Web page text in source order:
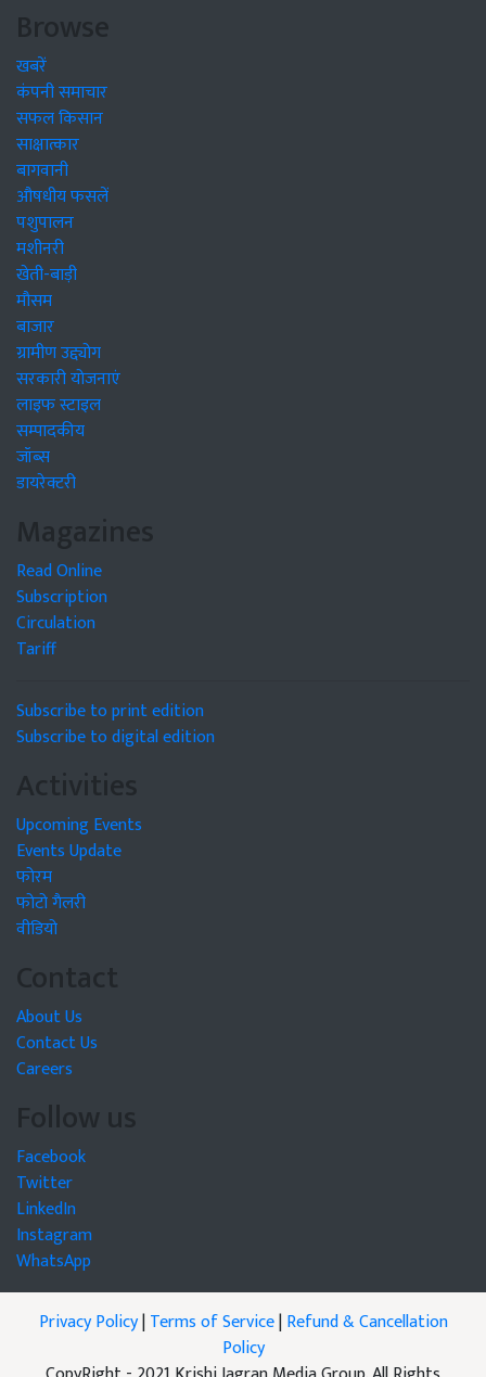
Browse
खबरें
कंपनी समाचार
सफल किसान
साक्षात्कार
बागवानी
औषधीय फसलें
पशुपालन
मशीनरी
खेती-बाड़ी
मौसम
बाजार
ग्रामीण उद्द्योग
सरकारी योजनाएं
लाइफ स्टाइल
सम्पादकीय
जॉब्स
डायरेक्टरी
Magazines
Read Online
Subscription
Circulation
Tariff
Subscribe to print edition
Subscribe to digital edition
Activities
Upcoming Events
Events Update
फोरम
फोटो गैलरी
वीडियो
Contact
About Us
Contact Us
Careers
Follow us
Facebook
Twitter
LinkedIn
Instagram
WhatsApp
Privacy Policy|Terms of Service|Refund & Cancellation
Policy